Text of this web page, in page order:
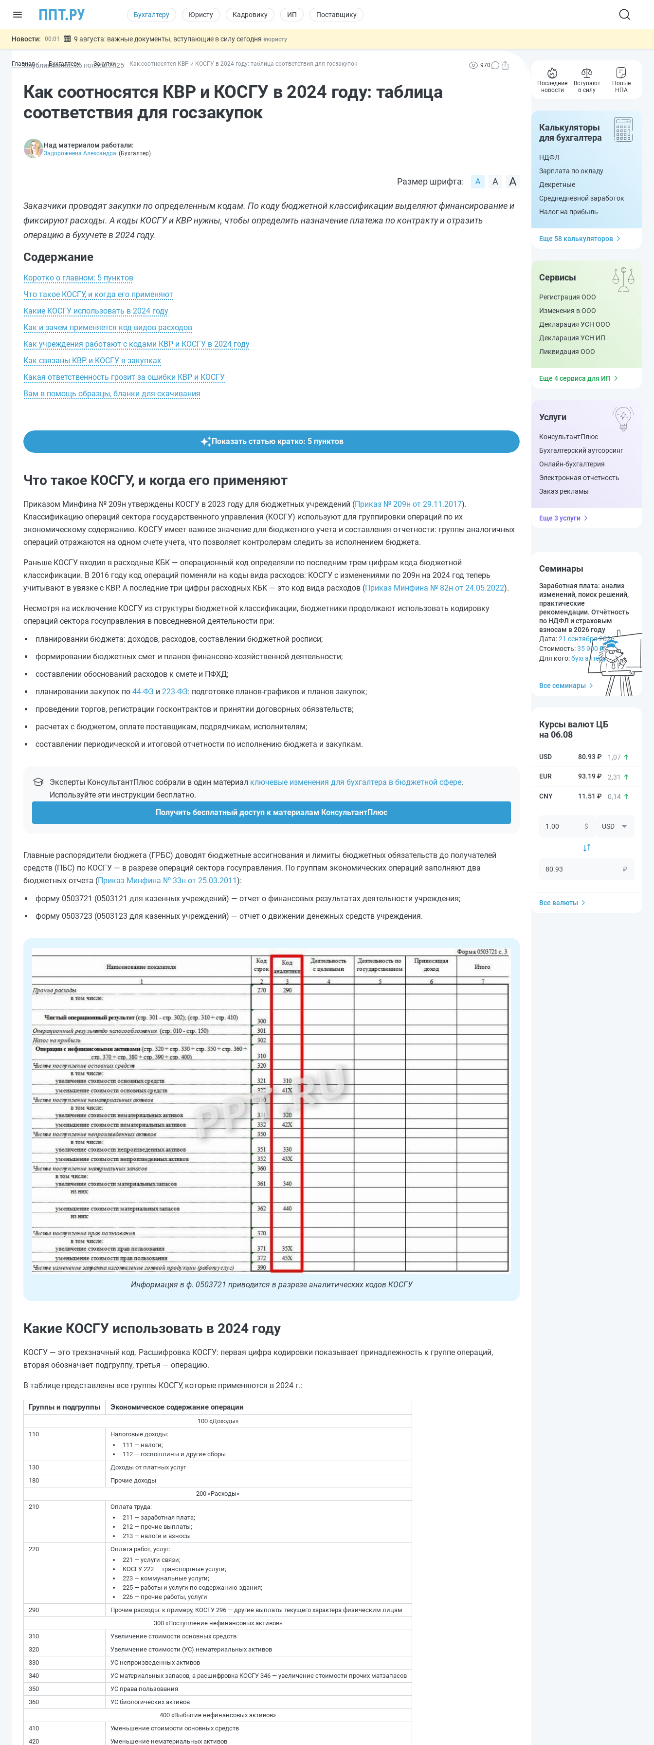
Бухгалтеру Юристу Кадровику ИП Поставщику
Новости: 00:01 9 августа: важные документы, вступающие в силу сегодня #юристу
07.08 Дистанционную работу беременных пропишут в ТК РФ#кадровику
07.08
Важно Разработают единые критерии трудовых и ГПХ-отношений#кадровику
Главная Бухгалтеру Закупки Как соотносятся КВР и КОСГУ в 2024 году: таблица соответствия для госзакупок
Опубликовано: 26 ноября2025 970
Как соотносятся КВР и КОСГУ в 2024 году: таблица
соответствия для госзакупок
Над материалом работали:
Задорожнева Александра (Бухгалтер)
Размер шрифта:
Заказчики проводят закупки по определенным кодам. По коду бюджетной классификации выделяют финансирование и
фиксируют расходы. А коды КОСГУ и КВР нужны, чтобы определить назначение платежа по контракту и отразить
операцию в бухучете в 2024 году.
Содержание
Коротко о главном: 5 пунктов
Что такое КОСГУ, и когда его применяют
Какие КОСГУ использовать в 2024 году
Как и зачем применяется код видов расходов
Как учреждения работают с кодами КВР и КОСГУ в 2024 году
Как связаны КВР и КОСГУ в закупках
Какая ответственность грозит за ошибки КВР и КОСГУ
Вам в помощь образцы, бланки для скачивания
Показать статью кратко: 5 пунктов
Что такое КОСГУ, и когда его применяют
Приказом Минфина № 209н утверждены КОСГУ в 2023 году для бюджетных учреждений (Приказ № 209н от 29.11.2017).
Классификацию операций сектора государственного управления (КОСГУ) используют для группировки операций по их
экономическому содержанию. КОСГУ имеет важное значение для бюджетного учета и составления отчетности: группы аналогичных
операций отражаются на одном счете учета, что позволяет контролерам следить за исполнением бюджета.
Раньше КОСГУ входил в расходные КБК — операционный код определяли по последним трем цифрам кода бюджетной
классификации. В 2016 году код операций поменяли на коды вида расходов: КОСГУ с изменениями по 209н на 2024 год теперь
учитывают в увязке с КВР. А последние три цифры расходных КБК — это код вида расходов (Приказ Минфина № 82н от 24.05.2022).
Несмотря на исключение КОСГУ из структуры бюджетной классификации, бюджетники продолжают использовать кодировку
операций сектора госуправления в повседневной деятельности при:
планировании бюджета: доходов, расходов, составлении бюджетной росписи;
формировании бюджетных смет и планов финансово-хозяйственной деятельности;
составлении обоснований расходов к смете и ПФХД;
планировании закупок по 44-ФЗ и 223-ФЗ: подготовке планов-графиков и планов закупок;
проведении торгов, регистрации госконтрактов и принятии договорных обязательств;
расчетах с бюджетом, оплате поставщикам, подрядчикам, исполнителям;
составлении периодической и итоговой отчетности по исполнению бюджета и закупкам.
Эксперты КонсультантПлюс собрали в один материал ключевые изменения для бухгалтера в бюджетной сфере.
Используйте эти инструкции бесплатно.
Получить бесплатный доступ к материалам КонсультантПлюс
Главные распорядители бюджета (ГРБС) доводят бюджетные ассигнования и лимиты бюджетных обязательств до получателей
средств (ПБС) по КОСГУ — в разрезе операций сектора госуправления. По группам экономических операций заполняют два
бюджетных отчета (Приказ Минфина № 33н от 25.03.2011):
форму 0503721 (0503121 для казенных учреждений) — отчет о финансовых результатах деятельности учреждения;
форму 0503723 (0503123 для казенных учреждений) — отчет о движении денежных средств учреждения.
Информация в ф. 0503721 приводится в разрезе аналитических кодов КОСГУ
Какие КОСГУ использовать в 2024 году
КОСГУ — это трехзначный код. Расшифровка КОСГУ: первая цифра кодировки показывает принадлежность к группе операций,
вторая обозначает подгруппу, третья — операцию.
В таблице представлены все группы КОСГУ, которые применяются в 2024 г.:
Группы и подгруппы Экономическое содержание операции
100 «Доходы»
110
Налоговые доходы:
111 — налоги;
112 — госпошлины и другие сборы
130
Доходы от платных услуг
180
Прочие доходы
200 «Расходы»
210
Оплата труда:
211 — заработная плата;
212 — прочие выплаты;
213 — налоги и взносы
220
Оплата работ, услуг:
221 — услуги связи;
КОСГУ 222 — транспортные услуги;
223 — коммунальные услуги;
225 — работы и услуги по содержанию здания;
226 — прочие работы, услуги
290
Прочие расходы: к примеру, КОСГУ 296 — другие выплаты текущего характера физическим лицам
300 «Поступление нефинансовых активов»
310
Увеличение стоимости основных средств
320
Увеличение стоимости (УС) нематериальных активов
330
УС непроизведенных активов
340
УС материальных запасов, а расшифровка КОСГУ 346 — увеличение стоимости прочих матзапасов
350
УС права пользования
360
УС биологических активов
400 «Выбытие нефинансовых активов»
410
Уменьшение стоимости основных средств
420
Уменьшение нематериальных активов
Последние
новости
Вступают
в силу
Новые
НПА
Калькуляторы
для бухгалтера
НДФЛ
Зарплата по окладу
Декретные
Среднедневной заработок
Налог на прибыль
Еще 58 калькуляторов
Сервисы
Регистрация ООО
Изменения в ООО
Декларация УСН ООО
Декларация УСН ИП
Ликвидация ООО
Еще 4 сервиса для ИП
Услуги
КонсультантПлюс
Бухгалтерский аутсорсинг
Онлайн-бухгалтерия
Электронная отчетность
Заказ рекламы
Еще 3 услуги
Семинары
Заработная плата: анализ
изменений, поиск решений,
практические
рекомендации. Отчётность
по НДФЛ и страховым
взносам в 2026 году
Дата:21 сентября 2026
Стоимость:35 900 ₽
Для кого:бухгалтеру
Все семинары
Курсы валют ЦБ
на 06.08
80.93 ₽ 1,07
93.19 ₽ 2,31
11.51 ₽ 0,14
$
₽
Все валюты